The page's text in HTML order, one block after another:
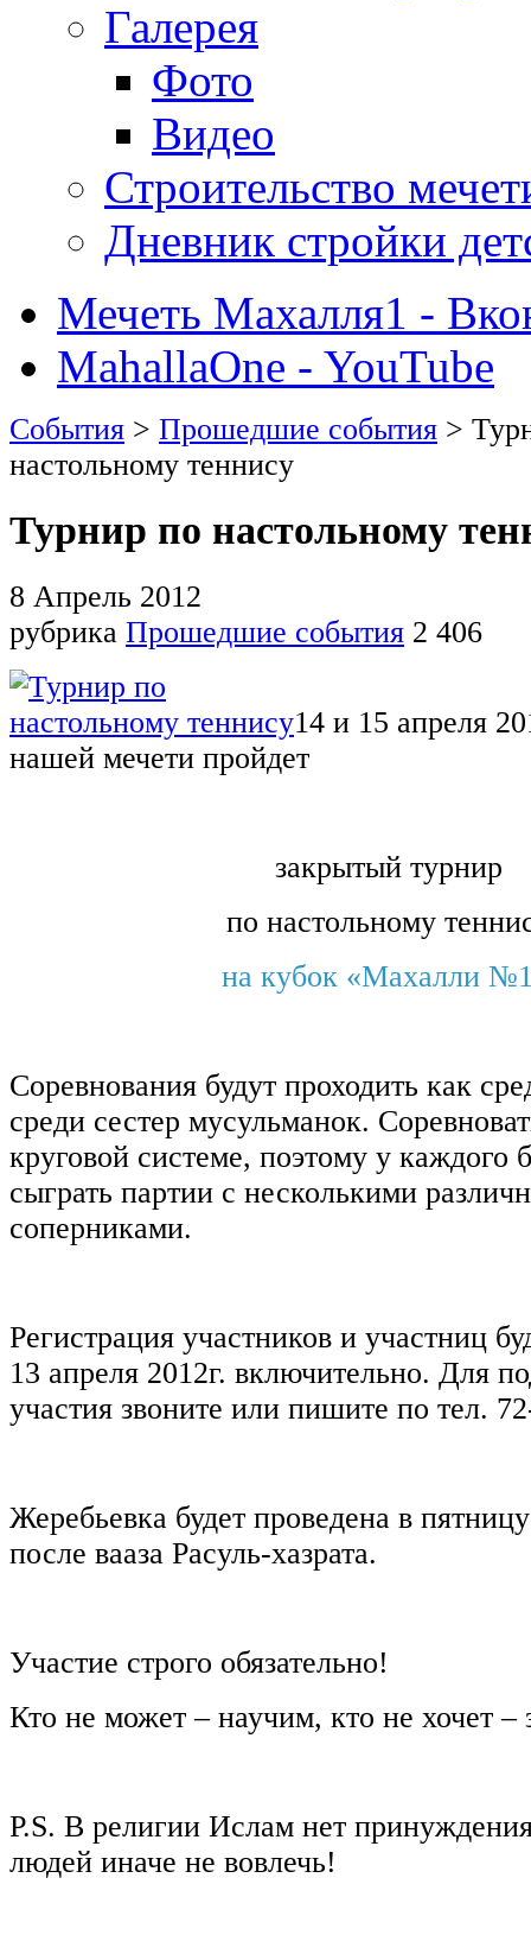
Галерея
Фото
Видео
Строительство
Дневник стройки
Мечеть Махалля1 -
MahallaOne - YouTube
События > Прошедшие события >
настольному теннису
Турнир по настольному
8 Апрель 2012
рубрика Прошедшие события 2 406
14 и 15 апреля
нашей мечети пройдет
закрытый турнир
по настольному
на кубок «Махалли
Соревнования будут проходить как
среди сестер мусульманок.
круговой системе, поэтому у каждого
сыграть партии с несколькими
соперниками.
Регистрация участников и участниц
13 апреля 2012г. включительно. Для
участия звоните или пишите по тел.
Жеребьевка будет проведена в
после вааза Расуль-хазрата.
Участие строго обязательно!
Кто не может – научим, кто не хочет –
P.S. В религии Ислам нет
людей иначе не вовлечь!